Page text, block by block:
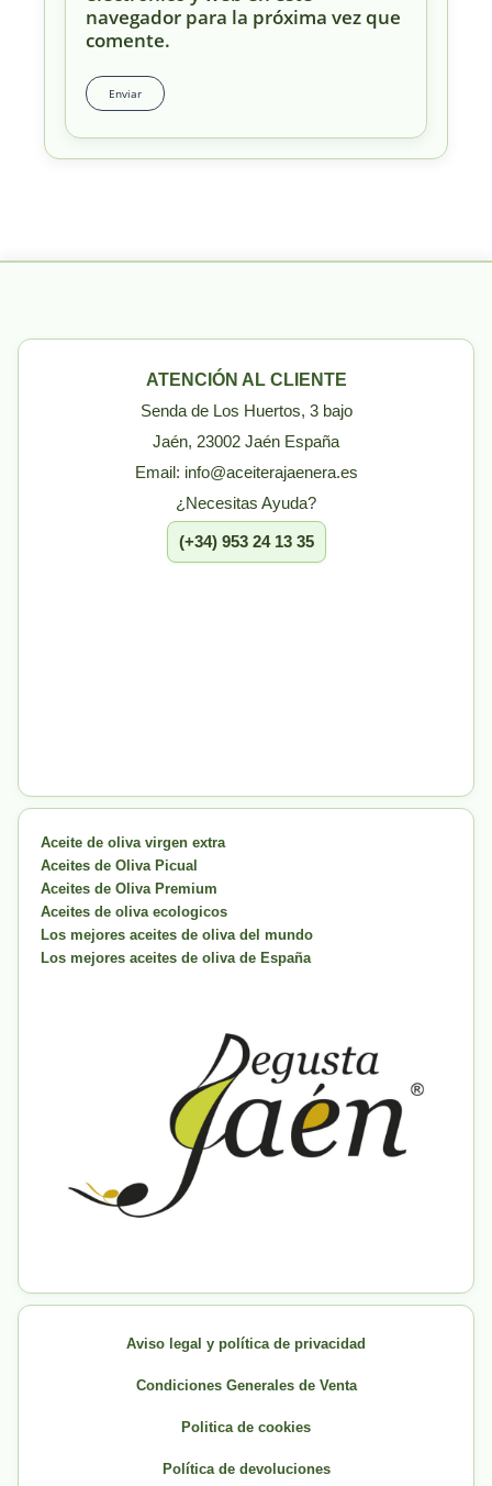
navegador para la próxima vez que
comente.
ATENCIÓN AL CLIENTE
Senda de Los Huertos, 3 bajo
Jaén, 23002 Jaén España
Email: info@aceiterajaenera.es
¿Necesitas Ayuda?
(+34) 953 24 13 35
Aceite de oliva virgen extra
Aceites de Oliva Picual
Aceites de Oliva Premium
Aceites de oliva ecologicos
Los mejores aceites de oliva del mundo
Los mejores aceites de oliva de España
Aviso legal y política de privacidad
Condiciones Generales de Venta
Politica de cookies
Política de devoluciones